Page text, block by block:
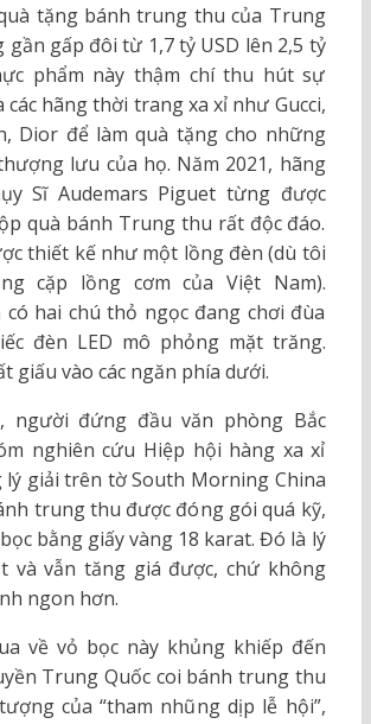
tặng bánh trung thu của Trung
gần gấp đôi từ 1,7 tỷ USD lên 2,5 tỷ
phẩm này thậm chí thu hút sự
các hãng thời trang xa xỉ như Gucci,
Dior để làm quà tặng cho những
lưu của họ. Năm 2021, hãng
Sĩ Audemars Piguet từng được
quà bánh Trung thu rất độc đáo.
thiết kế như một lồng đèn (dù tôi
cặp lồng cơm của Việt Nam).
có hai chú thỏ ngọc đang chơi đùa
đèn LED mô phỏng mặt trăng.
giấu vào các ngăn phía dưới.
người đứng đầu văn phòng Bắc
nghiên cứu Hiệp hội hàng xa xỉ
giải trên tờ South Morning China
trung thu được đóng gói quá kỹ,
bằng giấy vàng 18 karat. Đó là lý
và vẫn tăng giá được, chứ không
ngon hơn.
về vỏ bọc này khủng khiếp đến
Trung Quốc coi bánh trung thu
của “tham nhũng dịp lễ hội”,